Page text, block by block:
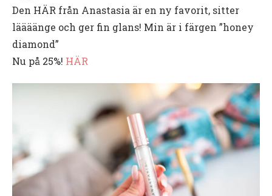
Den HÄR från Anastasia är en ny favorit, sitter
läääänge och ger fin glans! Min är i färgen ”honey
diamond”
Nu på 25%! HÄR